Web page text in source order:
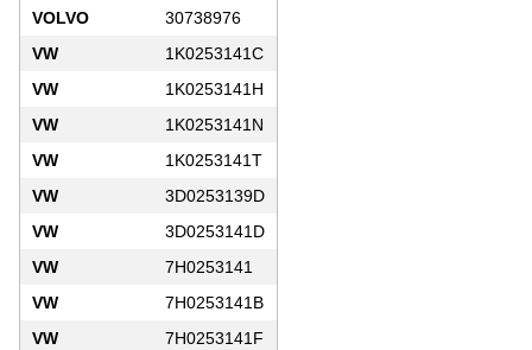
VOLVO
30738976
VW
1K0253141C
VW
1K0253141H
VW
1K0253141N
VW
1K0253141T
VW
3D0253139D
VW
3D0253141D
VW
7H0253141
VW
7H0253141B
VW
7H0253141F